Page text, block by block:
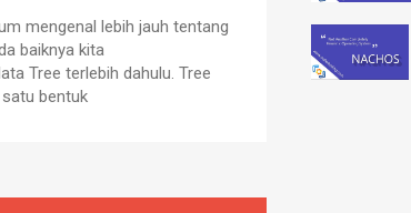
mengenal lebih jauh tentang
baiknya kita
Tree terlebih dahulu. Tree
bentuk